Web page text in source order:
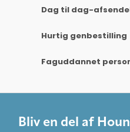
Dag til dag-
Hurtig genbestilling
Faguddannet
Bliv en del af